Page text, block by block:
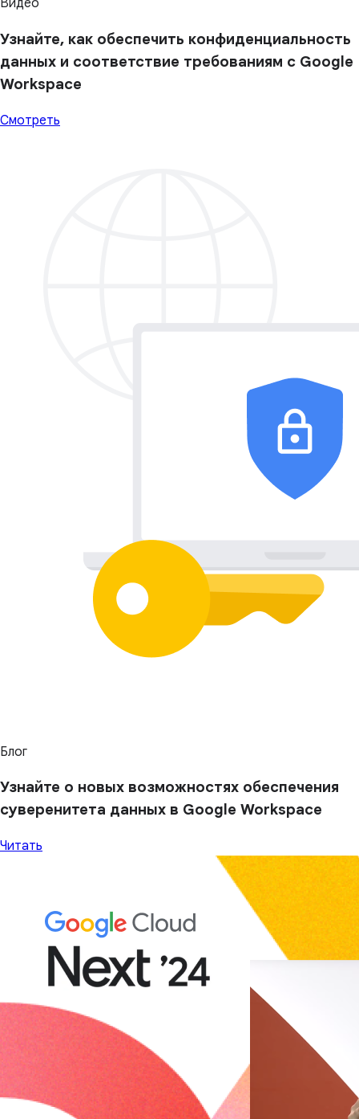
Видео
Узнайте, как обеспечить конфиденциальность
данных и соответствие требованиям с Google
Workspace
Смотреть
Блог
Узнайте о новых возможностях обеспечения
суверенитета данных в Google Workspace
Читать